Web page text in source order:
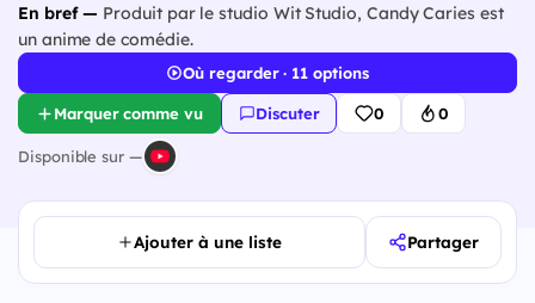
En bref — Produit par le studio Wit Studio, Candy Caries est
un anime de comédie.
Où regarder · 11 options
Marquer comme vu Discuter 0 0
Disponible sur —
Ajouter à une liste Partager